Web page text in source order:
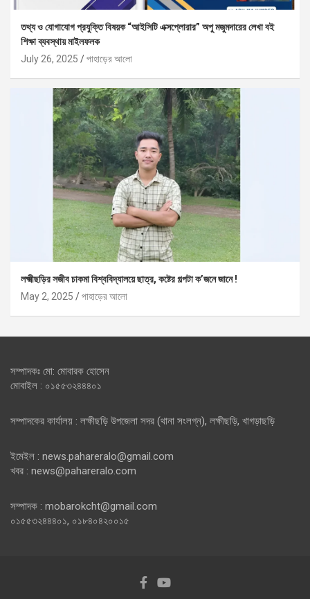
তথ্য ও যোগাযোগ প্রযুক্তি বিষয়ক “আইসিটি এক্সপ্লোরার” অপু মজুমদারের লেখা বই
শিক্ষা ব্যবস্থায় মাইলফলক
July 26, 2025
পাহাড়ের আলো
লক্ষ্মীছড়ির সজীব চাকমা বিশ্ববিদ্যালয়ে ছাত্র, কষ্টের গল্পটা ক’জনে জানে !
May 2, 2025
পাহাড়ের আলো
সম্পাদকঃ মো: মোবারক হোসেন
মোবাইল : ০১৫৫৩২৪৪৪০১
সম্পাদকের কার্যালয় : লক্ষীছড়ি উপজেলা সদর (থানা সংলগ্ন), লক্ষীছড়ি, খাগড়াছড়ি
ইমেইল : news.pahareralo@gmail.com
খবর : news@pahareralo.com
সম্পাদক : mobarokcht@gmail.com
০১৫৫৩২৪৪৪০১, ০১৮৪০৪২০০১৫